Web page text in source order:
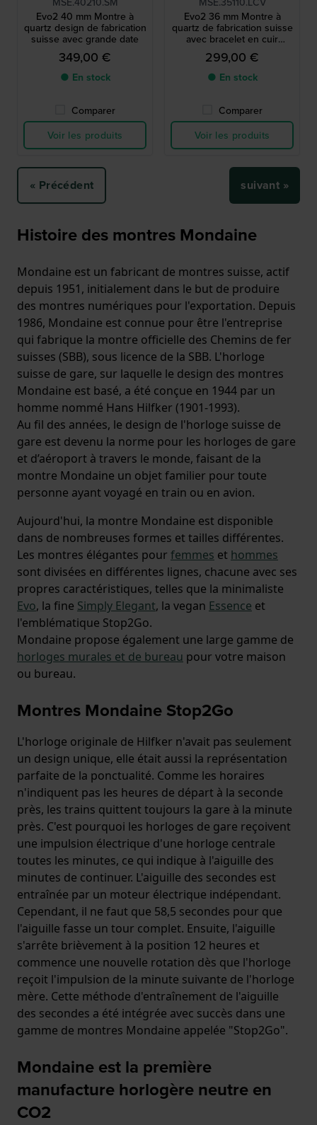
Evo2 40 mm Montre à
quartz design de fabrication
suisse avec grande date
349,00 €
● En stock
Comparer
Voir les produits
Evo2 36 mm Montre à
quartz de fabrication suisse
avec bracelet en cuir
végétalien
299,00 €
● En stock
Comparer
Voir les produits
« Précédent suivant »
Histoire des montres Mondaine
Mondaine est un fabricant de montres suisse, actif
depuis 1951, initialement dans le but de produire
des montres numériques pour l'exportation. Depuis
1986, Mondaine est connue pour être l'entreprise
qui fabrique la montre officielle des Chemins de fer
suisses (SBB), sous licence de la SBB. L'horloge
suisse de gare, sur laquelle le design des montres
Mondaine est basé, a été conçue en 1944 par un
homme nommé Hans Hilfker (1901-1993).
Au fil des années, le design de l'horloge suisse de
gare est devenu la norme pour les horloges de gare
et d’aéroport à travers le monde, faisant de la
montre Mondaine un objet familier pour toute
personne ayant voyagé en train ou en avion.
Aujourd'hui, la montre Mondaine est disponible
dans de nombreuses formes et tailles différentes.
Les montres élégantes pour femmes et hommes
sont divisées en différentes lignes, chacune avec ses
propres caractéristiques, telles que la minimaliste
Evo, la fine Simply Elegant, la vegan Essence et
l'emblématique Stop2Go.
Mondaine propose également une large gamme de
horloges murales et de bureau pour votre maison
ou bureau.
Montres Mondaine Stop2Go
L'horloge originale de Hilfker n'avait pas seulement
un design unique, elle était aussi la représentation
parfaite de la ponctualité. Comme les horaires
n'indiquent pas les heures de départ à la seconde
près, les trains quittent toujours la gare à la minute
près. C'est pourquoi les horloges de gare reçoivent
une impulsion électrique d'une horloge centrale
toutes les minutes, ce qui indique à l'aiguille des
minutes de continuer. L'aiguille des secondes est
entraînée par un moteur électrique indépendant.
Cependant, il ne faut que 58,5 secondes pour que
l'aiguille fasse un tour complet. Ensuite, l'aiguille
s'arrête brièvement à la position 12 heures et
commence une nouvelle rotation dès que l'horloge
reçoit l'impulsion de la minute suivante de l'horloge
mère. Cette méthode d'entraînement de l'aiguille
des secondes a été intégrée avec succès dans une
gamme de montres Mondaine appelée "Stop2Go".
Mondaine est la première
manufacture horlogère neutre en
CO2